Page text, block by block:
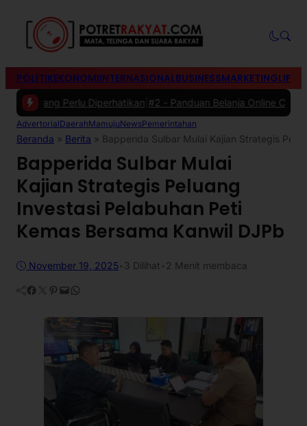
POLITIKEKONOMIINTERNASIONALBUSINESSMARKETING
Perlu Diperhatikan|#2 -Panduan Belanja Online Cerdas: Pilih
AdvertorialDaerahMamujuNewsPemerintahan
Beranda » Berita » Bapperida Sulbar Mulai Kajian Strategis
Bapperida Sulbar Mulai
Kajian Strategis Peluang
Investasi Pelabuhan Peti
Kemas Bersama Kanwil DJPb
November 19, 2025 3 Dilihat 2 Menit membaca
Facebook Twitter Pinterest Mail WhatsApp